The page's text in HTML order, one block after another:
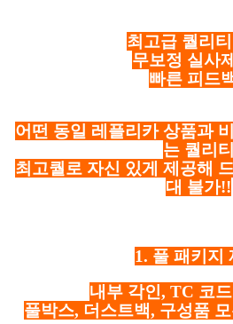
최고급 퀄리
무보정 실사
빠른 피드
어떤 동일 레플리카 상품과
는 퀄리티
최고퀄로 자신 있게 제공해
대 불가!!
1. 풀 패키지
내부 각인, TC 코
풀박스, 더스트백, 구성품